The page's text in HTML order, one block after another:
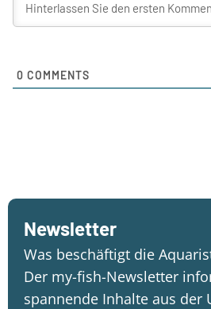
0 COMMENTS
Newsletter
Was beschäftigt die
Der my-fish-Newsletter
spannende Inhalte aus der